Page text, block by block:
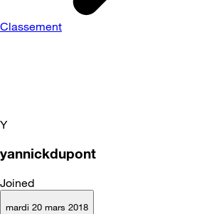
Classement
Y
yannickdupont
Joined
mardi 20 mars 2018